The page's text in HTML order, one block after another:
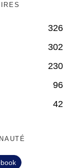
326
302
230
96
42